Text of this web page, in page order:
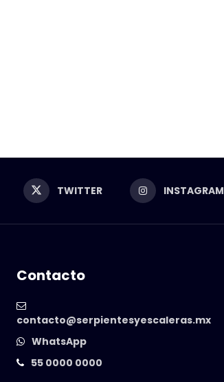
TWITTER INSTAGRAM
Contacto
contacto@serpientesyescaleras.mx
WhatsApp
55 0000 0000